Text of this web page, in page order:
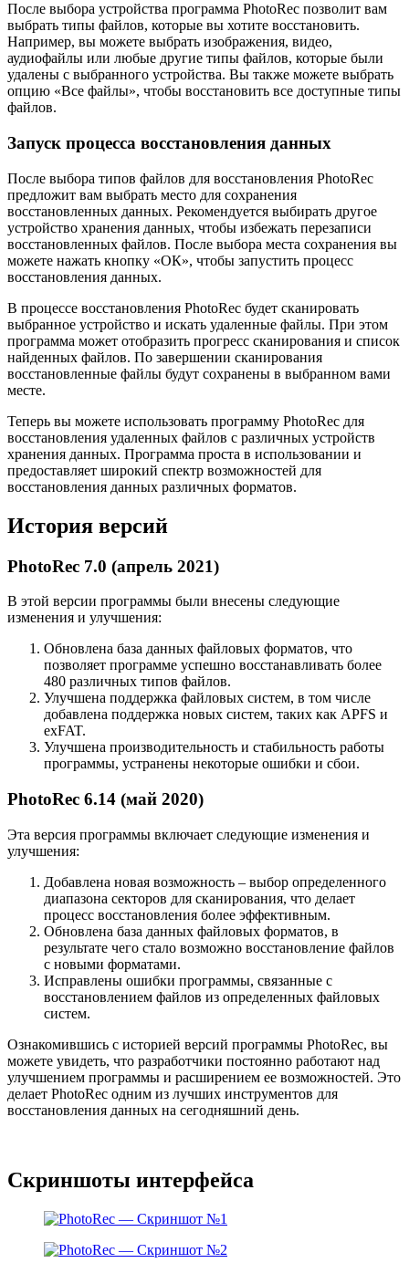
После выбора устройства программа PhotoRec позволит вам
выбрать типы файлов, которые вы хотите восстановить.
Например, вы можете выбрать изображения, видео,
аудиофайлы или любые другие типы файлов, которые были
удалены с выбранного устройства. Вы также можете выбрать
опцию «Все файлы», чтобы восстановить все доступные типы
файлов.
Запуск процесса восстановления данных
После выбора типов файлов для восстановления PhotoRec
предложит вам выбрать место для сохранения
восстановленных данных. Рекомендуется выбирать другое
устройство хранения данных, чтобы избежать перезаписи
восстановленных файлов. После выбора места сохранения вы
можете нажать кнопку «ОК», чтобы запустить процесс
восстановления данных.
В процессе восстановления PhotoRec будет сканировать
выбранное устройство и искать удаленные файлы. При этом
программа может отобразить прогресс сканирования и список
найденных файлов. По завершении сканирования
восстановленные файлы будут сохранены в выбранном вами
месте.
Теперь вы можете использовать программу PhotoRec для
восстановления удаленных файлов с различных устройств
хранения данных. Программа проста в использовании и
предоставляет широкий спектр возможностей для
восстановления данных различных форматов.
История версий
PhotoRec 7.0 (апрель 2021)
В этой версии программы были внесены следующие
изменения и улучшения:
Обновлена база данных файловых форматов, что
позволяет программе успешно восстанавливать более
480 различных типов файлов.
Улучшена поддержка файловых систем, в том числе
добавлена поддержка новых систем, таких как APFS и
exFAT.
Улучшена производительность и стабильность работы
программы, устранены некоторые ошибки и сбои.
PhotoRec 6.14 (май 2020)
Эта версия программы включает следующие изменения и
улучшения:
Добавлена новая возможность – выбор определенного
диапазона секторов для сканирования, что делает
процесс восстановления более эффективным.
Обновлена база данных файловых форматов, в
результате чего стало возможно восстановление файлов
с новыми форматами.
Исправлены ошибки программы, связанные с
восстановлением файлов из определенных файловых
систем.
Ознакомившись с историей версий программы PhotoRec, вы
можете увидеть, что разработчики постоянно работают над
улучшением программы и расширением ее возможностей. Это
делает PhotoRec одним из лучших инструментов для
восстановления данных на сегодняшний день.
Скриншоты интерфейса